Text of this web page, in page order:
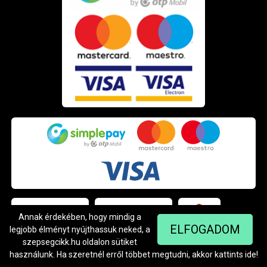
ELFOGADOM
Annak érdekében, hogy mindig a
legjobb élményt nyújthassuk neked, a
szepsegcikk.hu oldalon sütiket
használunk. Ha szeretnél erről többet megtudni, akkor kattints ide!